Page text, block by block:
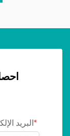
البريد